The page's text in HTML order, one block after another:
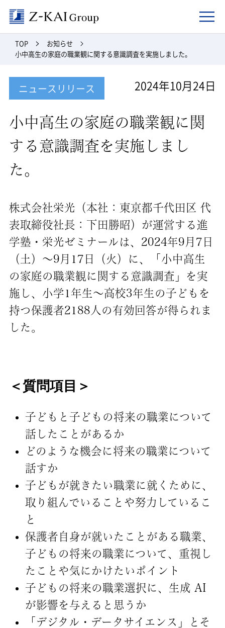
TOP
お知らせ
小中高生の家庭の職業観に関する意識調査を実施しました。
ニュースリリース 2024年10月24日
小中高生の家庭の職業観に関
する意識調査を実施しまし
た。
株式会社栄光（本社：東京都千代田区 代
表取締役社長：下田勝昭）が運営する進
学塾・栄光ゼミナールは、2024年9月7日
（土）～9月17日（火）に、「小中高生
の家庭の職業観に関する意識調査」を実
施し、小学1年生～高校3年生の子どもを
持つ保護者2188人の有効回答が得られま
した。
＜質問項目＞
子どもと子どもの将来の職業について
話したことがあるか
どのような機会に将来の職業について
話すか
子どもが就きたい職業に就くために、
取り組んでいることや努力しているこ
と
保護者自身が就いたことがある職業、
子どもの将来の職業について、重視し
たことや気にかけたいポイント
子どもの将来の職業選択に、生成 AI
が影響を与えると思うか
「デジタル・データサイエンス」とそ